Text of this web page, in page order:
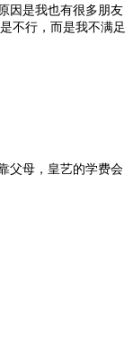
因是我也有很多朋友
不行，而是我不满足
父母，皇艺的学费会